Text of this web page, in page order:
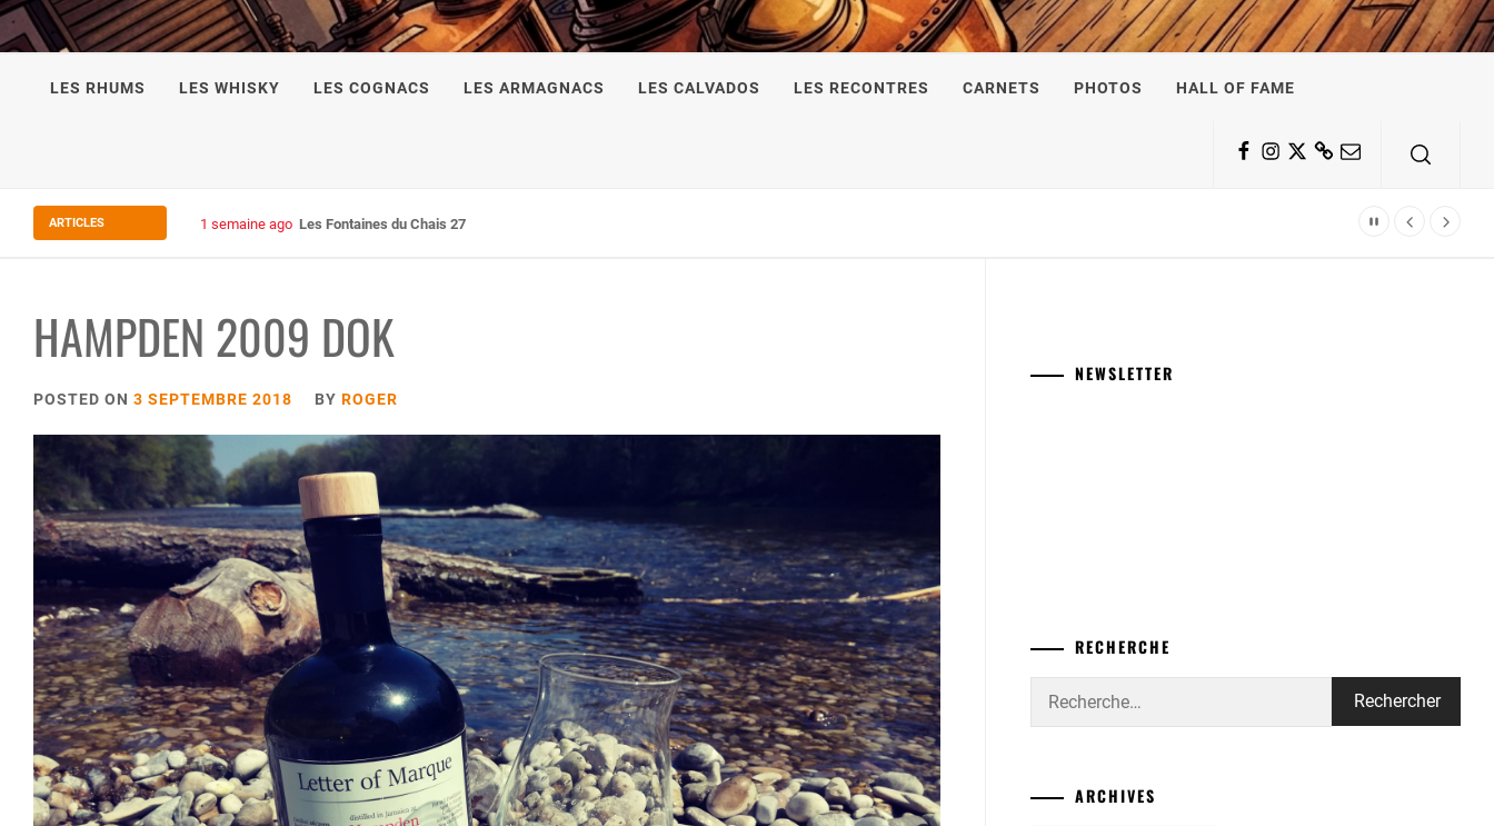
LES RHUMS LES WHISKY LES COGNACS LES ARMAGNACS LES CALVADOS LES RECONTRES CARNETS PHOTOS HALL OF FAME
Facebook
Instagram
TwitterSubstack
Email
ARTICLES 1 semaine ago Les Fontaines du Chais 27
HAMPDEN 2009 DOK
POSTED ON 3 SEPTEMBRE 2018 BY ROGER
NEWSLETTER
RECHERCHE
ARCHIVES